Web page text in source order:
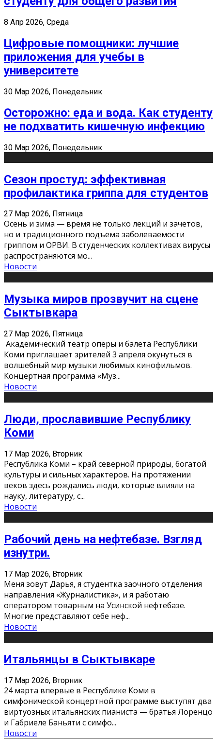
8 Апр 2026, Среда
Цифровые помощники: лучшие
приложения для учебы в
университете
30 Мар 2026, Понедельник
Осторожно: еда и вода. Как студенту
не подхватить кишечную инфекцию
30 Мар 2026, Понедельник
Сезон простуд: эффективная
профилактика гриппа для студентов
27 Мар 2026, Пятница
Осень и зима — время не только лекций и зачетов,
но и традиционного подъема заболеваемости
гриппом и ОРВИ. В студенческих коллективах вирусы
распространяются мо...
Новости
Музыка миров прозвучит на сцене
Сыктывкара
27 Мар 2026, Пятница
Академический театр оперы и балета Республики
Коми приглашает зрителей 3 апреля окунуться в
волшебный мир музыки любимых кинофильмов.
Концертная программа «Муз...
Новости
Люди, прославившие Республику
Коми
17 Мар 2026, Вторник
Республика Коми – край северной природы, богатой
культуры и сильных характеров. На протяжении
веков здесь рождались люди, которые влияли на
науку, литературу, с...
Новости
Рабочий день на нефтебазе. Взгляд
изнутри.
17 Мар 2026, Вторник
Меня зовут Дарья, я студентка заочного отделения
направления «Журналистика», и я работаю
оператором товарным на Усинской нефтебазе.
Многие представляют себе неф...
Новости
Итальянцы в Сыктывкаре
17 Мар 2026, Вторник
24 марта впервые в Республике Коми в
симфонической концертной программе выступят два
виртуозных итальянских пианиста — братья Лоренцо
и Габриеле Баньяти с симфо...
Новости